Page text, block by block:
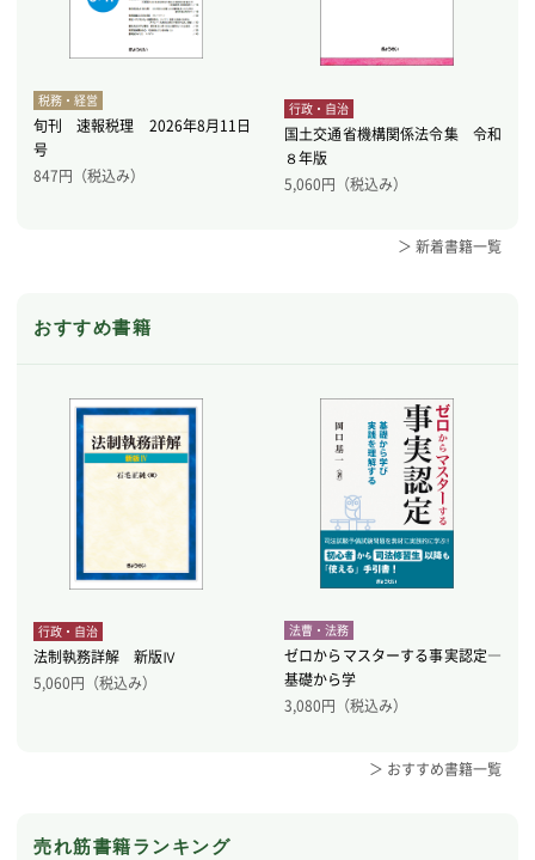
税務・経営
旬刊 速報税理 2026年8月11日
号
847円（税込み）
行政・自治
国土交通省機構関係法令集 令和
８年版
5,060円（税込み）
＞ 新着書籍一覧
おすすめ書籍
行政・自治
法制執務詳解 新版Ⅳ
5,060円（税込み）
法曹・法務
ゼロからマスターする事実認定―
基礎から学
3,080円（税込み）
＞ おすすめ書籍一覧
売れ筋書籍ランキング